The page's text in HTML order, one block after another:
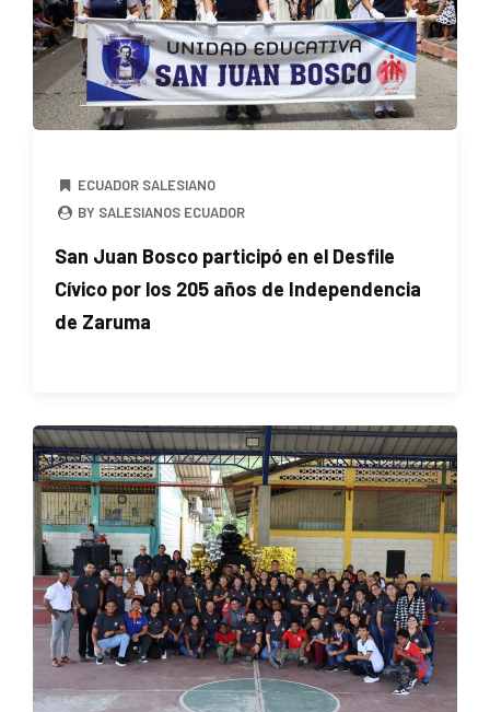
ECUADOR SALESIANO
BY SALESIANOS ECUADOR
San Juan Bosco participó en el Desfile
Cívico por los 205 años de Independencia
de Zaruma